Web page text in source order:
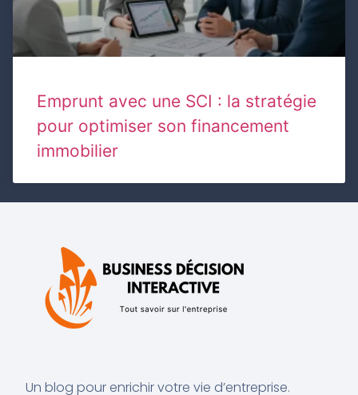
Emprunt avec une SCI : la stratégie
pour optimiser son financement
immobilier
Un blog pour enrichir votre vie d’entreprise.